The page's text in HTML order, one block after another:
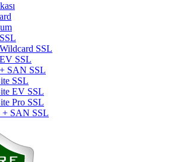
SSL
SSL
SAN SSL
SSL
EV SSL
Pro SSL
+ SAN SSL